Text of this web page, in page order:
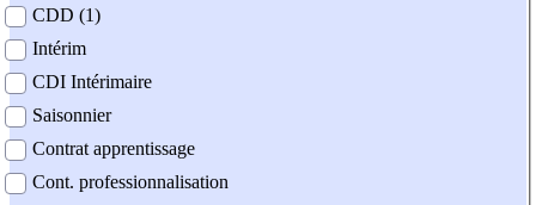
CDD (1)
Intérim
CDI Intérimaire
Saisonnier
Contrat apprentissage
Cont. professionnalisation